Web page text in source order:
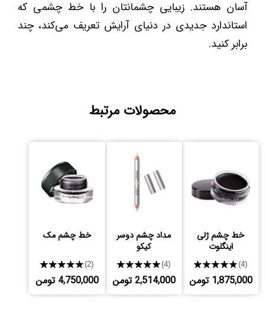
آسان هستند. زیبایی چشمانتان را با خط چشمی که
استاندارد جدیدی در دنیای آرایش تعریف می‌کند، چند
برابر کنید.
محصولات مرتبط
خط چشم ژلی
اینگلوت
★★★★★(4)
1,875,000 تومن
مداد چشم دوسر
کیکو
★★★★★(4)
2,514,000 تومن
خط چشم مک
★★★★★(2)
4,750,000 تومن